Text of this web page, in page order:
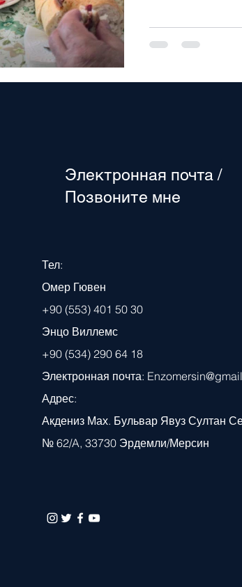
Электронная почта /
Позвоните мне
Тел:
Омер Гювен
+90 (553) 401 50 30
Энцо Виллемс
+90 (534) 290 64 18
Электронная почта:
Адрес:
Акдениз Мах. Бульвар Явуз Султан
№ 62/A, 33730 Эрдемли/Мерсин